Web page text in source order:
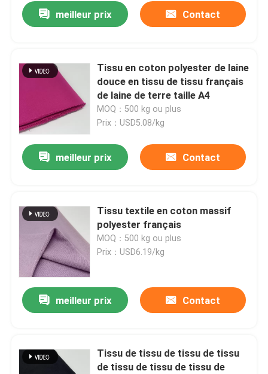
de tissu de tissu
meilleur prix Contact
Tissu en coton polyester de laine
douce en tissu de tissu français
de laine de terre taille A4
MOQ：500 kg ou plus
Prix：USD5.08/kg
meilleur prix Contact
Tissu textile en coton massif
polyester français
MOQ：500 kg ou plus
Prix：USD6.19/kg
meilleur prix Contact
Tissu de tissu de tissu de tissu
de tissu de tissu de tissu de